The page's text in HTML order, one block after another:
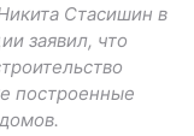
Стасишин в
заявил, что
построенные